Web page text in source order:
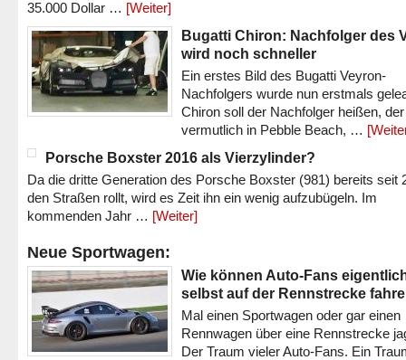
35.000 Dollar … [Weiter]
Bugatti Chiron: Nachfolger des
wird noch schneller
Ein erstes Bild des Bugatti Veyron-
Nachfolgers wurde nun erstmals
Chiron soll der Nachfolger heißen, der
vermutlich in Pebble Beach, …
Porsche Boxster 2016 als Vierzylinder?
Da die dritte Generation des Porsche Boxster (981) bereits seit
den Straßen rollt, wird es Zeit ihn ein wenig aufzubügeln. Im
kommenden Jahr … [Weiter]
Neue Sportwagen:
Wie können Auto-Fans
selbst auf der Rennstrecke
Mal einen Sportwagen oder gar einen
Rennwagen über eine Rennstrecke
Der Traum vieler Auto-Fans. Ein